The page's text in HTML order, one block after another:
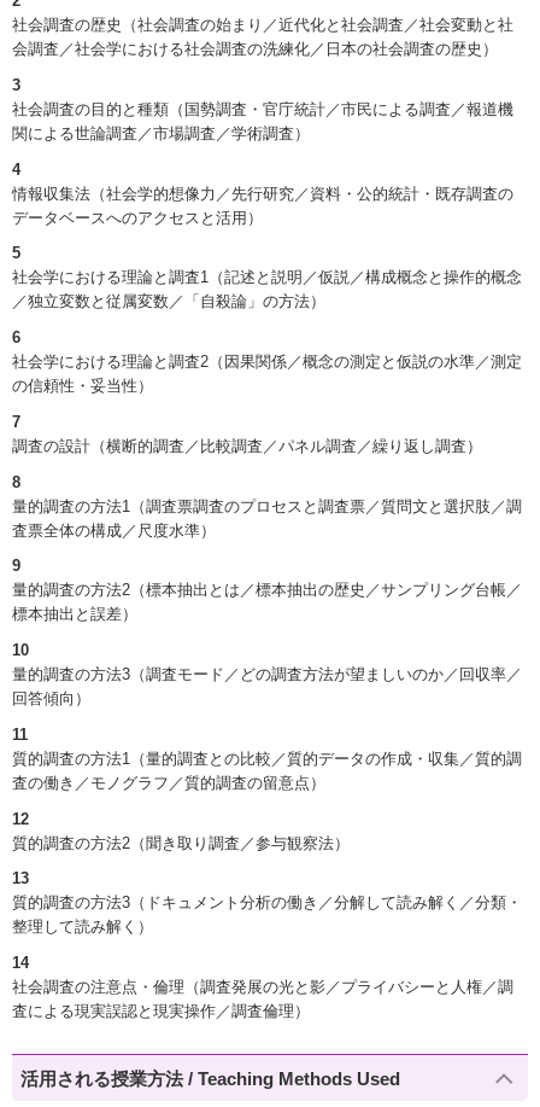
社会調査の歴史（社会調査の始まり／近代化と社会調査／社会変動と社
会調査／社会学における社会調査の洗練化／日本の社会調査の歴史）
3
社会調査の目的と種類（国勢調査・官庁統計／市民による調査／報道機
関による世論調査／市場調査／学術調査）
4
情報収集法（社会学的想像力／先行研究／資料・公的統計・既存調査の
データベースへのアクセスと活用）
5
社会学における理論と調査1（記述と説明／仮説／構成概念と操作的概念
／独立変数と従属変数／「自殺論」の方法）
6
社会学における理論と調査2（因果関係／概念の測定と仮説の水準／測定
の信頼性・妥当性）
7
調査の設計（横断的調査／比較調査／パネル調査／繰り返し調査）
8
量的調査の方法1（調査票調査のプロセスと調査票／質問文と選択肢／調
査票全体の構成／尺度水準）
9
量的調査の方法2（標本抽出とは／標本抽出の歴史／サンプリング台帳／
標本抽出と誤差）
10
量的調査の方法3（調査モード／どの調査方法が望ましいのか／回収率／
回答傾向）
11
質的調査の方法1（量的調査との比較／質的データの作成・収集／質的調
査の働き／モノグラフ／質的調査の留意点）
12
質的調査の方法2（聞き取り調査／参与観察法）
13
質的調査の方法3（ドキュメント分析の働き／分解して読み解く／分類・
整理して読み解く）
14
社会調査の注意点・倫理（調査発展の光と影／プライバシーと人権／調
査による現実誤認と現実操作／調査倫理）
活用される授業方法 / Teaching Methods Used